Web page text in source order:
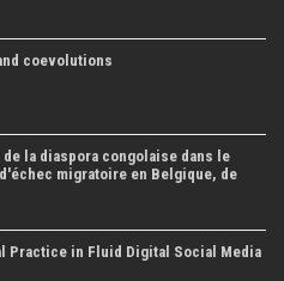
coevolutions
la diaspora congolaise dans le
migratoire en Belgique, de
Practice in Fluid Digital Social Media